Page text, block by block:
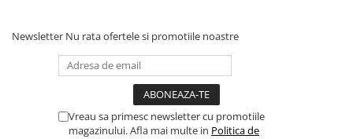
Detergenti de vase profesionali
Pentru masini de spalat si polish
Pentru spalare manuala
Detergenti lichizi profesionali
Igiena si Ingrijire personala
Newsletter Nu rata ofertele si promotiile noastre
Vreau sa primesc newsletter cu promotiile
magazinului. Afla mai multe in Politica de